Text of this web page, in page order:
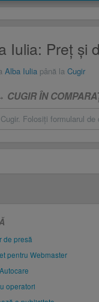
Iulia: Preţ și
Alba Iulia până la Cugir
ÎN
Folosiţi formularul de
de presă
pentru Webmaster
operatori